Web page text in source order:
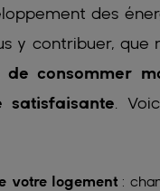
des
y contribuer, que
de consommer
.
votre logement :